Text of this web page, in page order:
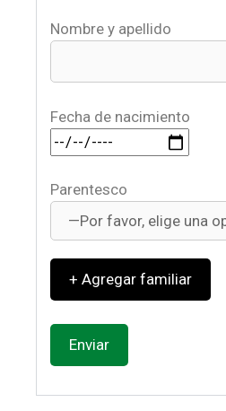
Nombre y apellido
Fecha de nacimiento
Parentesco
+